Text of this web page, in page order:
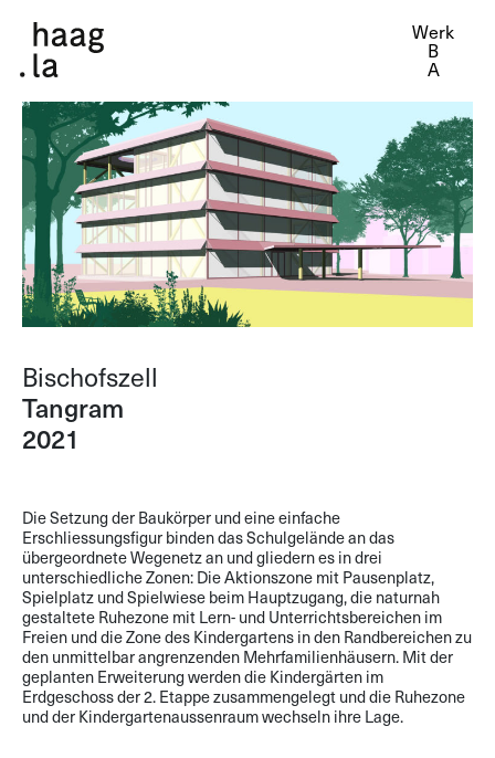
Werk
Bischofszell
Tangram
2021
Die Setzung der Baukörper und eine einfache
Erschliessungsfigur binden das Schulgelände an das
übergeordnete Wegenetz an und gliedern es in drei
unterschiedliche Zonen: Die Aktionszone mit Pausenplatz,
Spielplatz und Spielwiese beim Hauptzugang, die naturnah
gestaltete Ruhezone mit Lern- und Unterrichtsbereichen im
Freien und die Zone des Kindergartens in den Randbereichen zu
den unmittelbar angrenzenden Mehrfamilienhäusern. Mit der
geplanten Erweiterung werden die Kindergärten im
Erdgeschoss der 2. Etappe zusammengelegt und die Ruhezone
und der Kindergartenaussenraum wechseln ihre Lage.